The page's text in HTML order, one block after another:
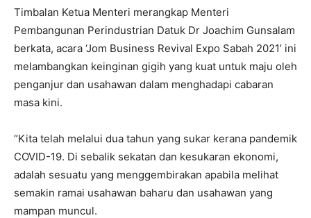
Timbalan Ketua Menteri merangkap Menteri
Pembangunan Perindustrian Datuk Dr Joachim Gunsalam
berkata, acara ‘Jom Business Revival Expo Sabah 2021’ ini
melambangkan keinginan gigih yang kuat untuk maju oleh
penganjur dan usahawan dalam menghadapi cabaran
masa kini.
“Kita telah melalui dua tahun yang sukar kerana pandemik
COVID-19. Di sebalik sekatan dan kesukaran ekonomi,
adalah sesuatu yang menggembirakan apabila melihat
semakin ramai usahawan baharu dan usahawan yang
mampan muncul.